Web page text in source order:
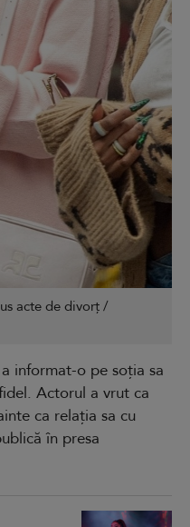
acte de divorț /
informat-o pe soția sa
Actorul a vrut ca
ca relația sa cu
în presa